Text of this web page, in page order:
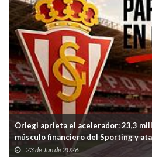
Orlegi aprieta el acelerador: 23,3
músculo financiero del Sporting y
23 de Jun de 2026